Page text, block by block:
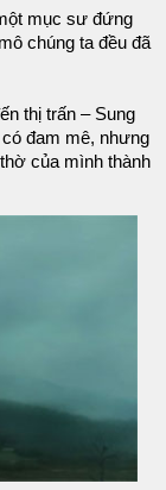
mục sư đứng
chúng ta đều đã
thị trấn – Sung
đam mê, nhưng
của mình thành